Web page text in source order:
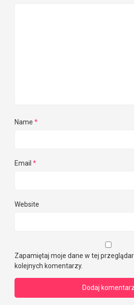
Name *
Email *
Website
Zapamiętaj moje dane w tej
kolejnych komentarzy.